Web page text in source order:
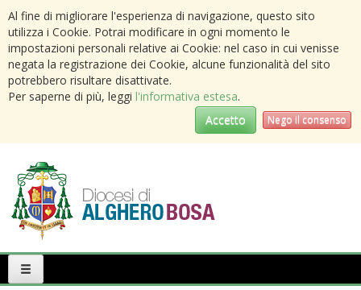
Al fine di migliorare l'esperienza di navigazione, questo sito
utilizza i Cookie. Potrai modificare in ogni momento le
impostazioni personali relative ai Cookie: nel caso in cui venisse
negata la registrazione dei Cookie, alcune funzionalità del sito
potrebbero risultare disattivate.
Per saperne di più, leggi l'informativa estesa.
Accetto
Nego il consenso
Menu